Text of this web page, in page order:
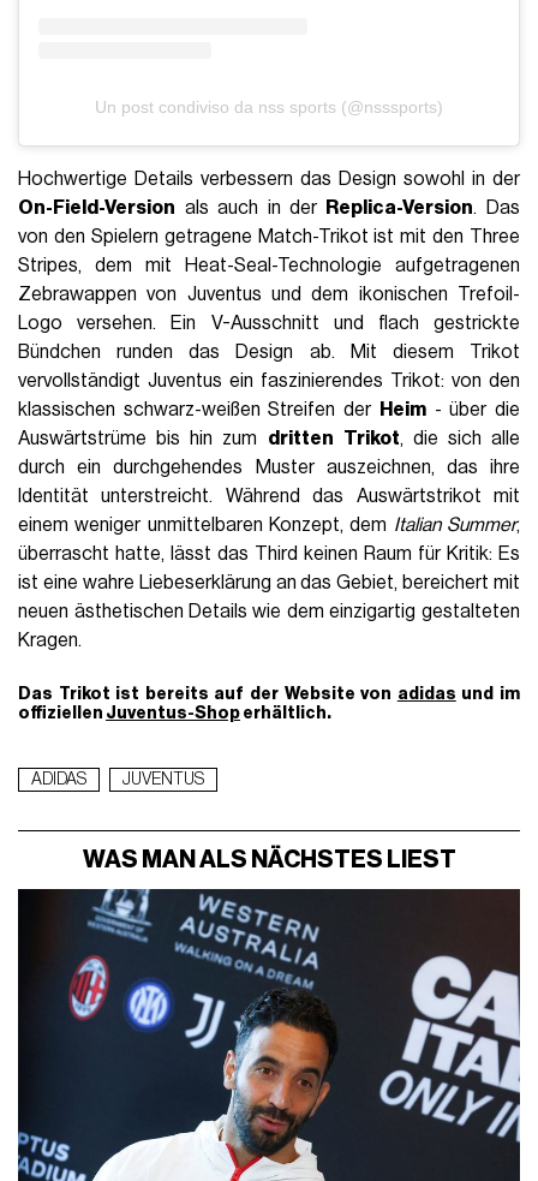
Un post condiviso da nss sports (@nsssports)
Hochwertige Details verbessern das Design sowohl in der
On-Field-Version als auch in der Replica-Version. Das
von den Spielern getragene Match-Trikot ist mit den Three
Stripes, dem mit Heat-Seal-Technologie aufgetragenen
Zebrawappen von Juventus und dem ikonischen Trefoil-
Logo versehen. Ein V-Ausschnitt und flach gestrickte
Bündchen runden das Design ab. Mit diesem Trikot
vervollständigt Juventus ein faszinierendes Trikot: von den
klassischen schwarz-weißen Streifen der Heim- über die
Auswärtstrüme bis hin zum dritten Trikot, die sich alle
durch ein durchgehendes Muster auszeichnen, das ihre
Identität unterstreicht. Während das Auswärtstrikot mit
einem weniger unmittelbaren Konzept, dem Italian Summer,
überrascht hatte, lässt das Third keinen Raum für Kritik: Es
ist eine wahre Liebeserklärung an das Gebiet, bereichert mit
neuen ästhetischen Details wie dem einzigartig gestalteten
Kragen.
Das Trikot ist bereits auf der Website von adidas und im
offiziellen Juventus-Shop erhältlich.
ADIDAS JUVENTUS
WAS MAN ALS NÄCHSTES LIEST